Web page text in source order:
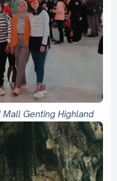
Genting Highland